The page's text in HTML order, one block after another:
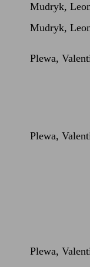
Mudryk,
Mudryk,
Plewa,
Plewa,
Plewa,